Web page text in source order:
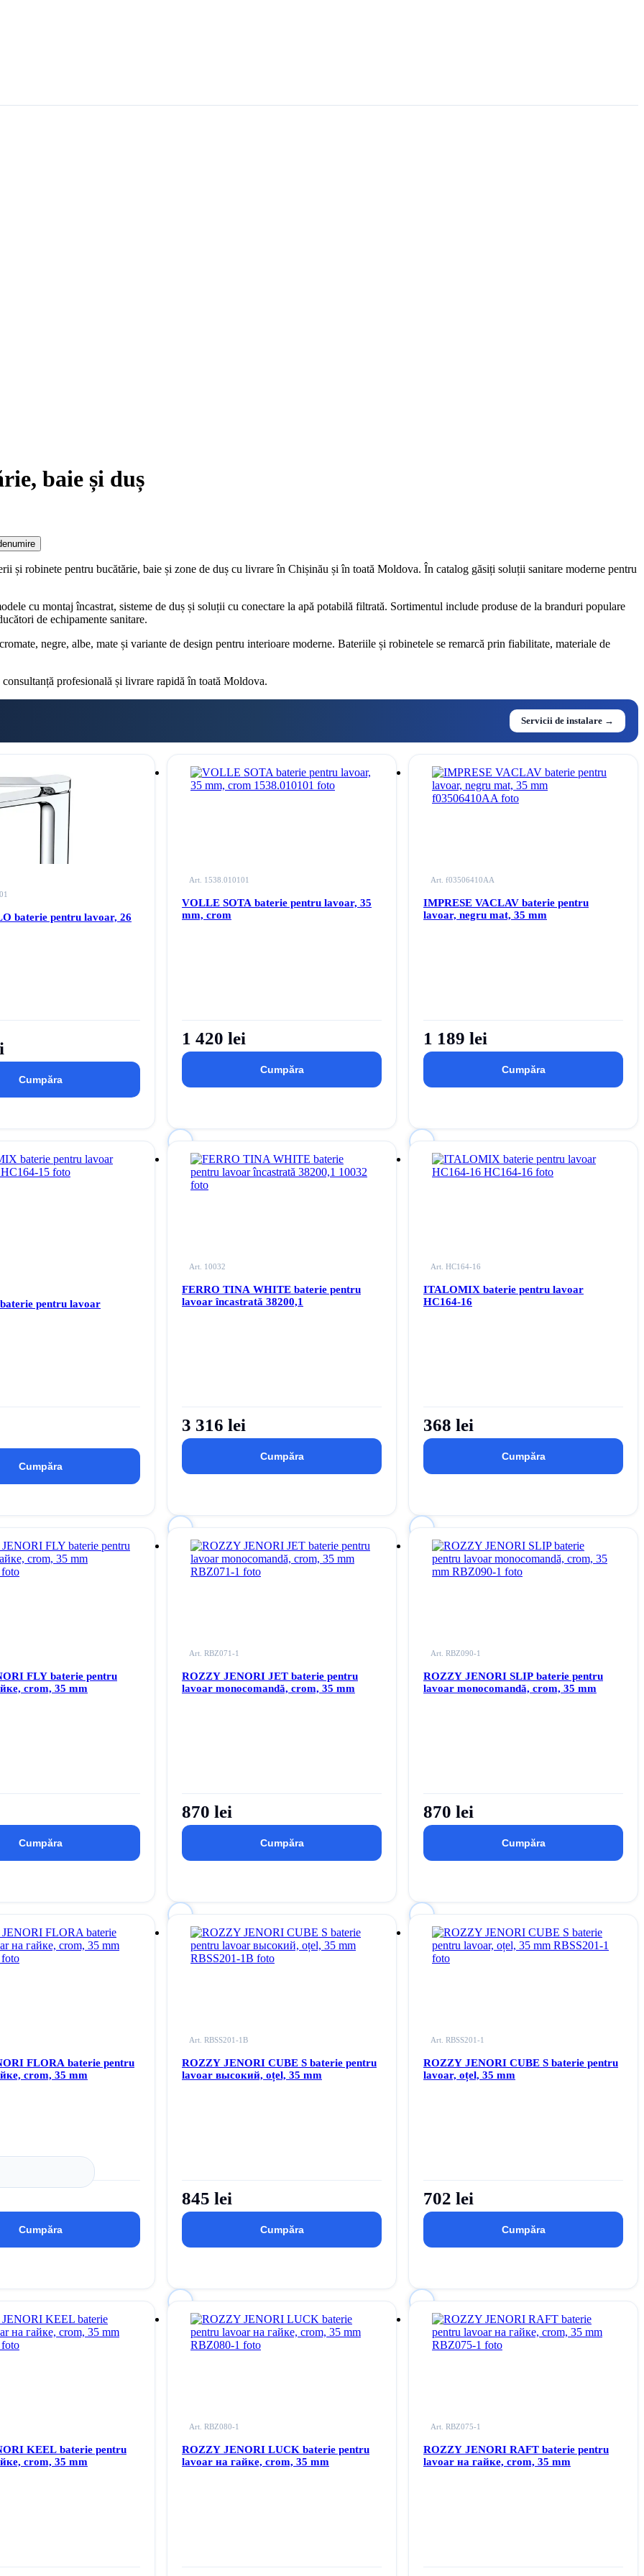
baie și duș
și robinete pentru bucătărie, baie și zone de duș cu livrare în Chișinău și în toată Moldova. În catalog găsiți soluții sanitare moderne pentru
cu montaj încastrat, sisteme de duș și soluții cu conectare la apă potabilă filtrată. Sortimentul include produse de la branduri populare
de echipamente sanitare.
negre, albe, mate și variante de design pentru interioare moderne. Bateriile și robinetele se remarcă prin fiabilitate, materiale de
profesională și livrare rapidă în toată Moldova.
Servicii de instalare →
baterie pentru lavoar, 26
Cumpăra
pentru
la lista dvs. de dorințe
Art. 1538.010101
VOLLE SOTA baterie pentru lavoar, 35
mm, crom
1 420 lei
Cumpăra
Autentificați-vă pentru
a adăuga acest produs la lista dvs. de dorințe
Art. f03506410AA
IMPRESE VACLAV baterie pentru
lavoar, negru mat, 35 mm
1 189 lei
Cumpăra
Autentificați-văpentru
a adăuga acest produs la lista dvs. de dorințe
pentru lavoar
Cumpăra
pentru
la lista dvs. de dorințe
Art. 10032
FERRO TINA WHITE baterie pentru
lavoar încastrată 38200,1
3 316 lei
Cumpăra
Autentificați-vă pentru
a adăuga acest produs la lista dvs. de dorințe
Art. HC164-16
ITALOMIX baterie pentru lavoar
HC164-16
368 lei
Cumpăra
Autentificați-vă pentru
a adăuga acest produs la lista dvs. de dorințe
FLY baterie pentru
crom, 35 mm
Cumpăra
pentru
la lista dvs. de dorințe
Art. RBZ071-1
ROZZY JENORI JET baterie pentru
lavoar monocomandă, crom, 35 mm
870 lei
Cumpăra
Autentificați-vă pentru
a adăuga acest produs la lista dvs. de dorințe
Art. RBZ090-1
ROZZY JENORI SLIP baterie pentru
lavoar monocomandă, crom, 35 mm
870 lei
Cumpăra
Autentificați-vă pentru
a adăuga acest produs la lista dvs. de dorințe
FLORA baterie pentru
crom, 35 mm
Cumpăra
pentru
la lista dvs. de dorințe
Art. RBSS201-1B
ROZZY JENORI CUBE S baterie pentru
lavoar высокий, oțel, 35 mm
845 lei
Cumpăra
Autentificați-vă pentru
a adăuga acest produs la lista dvs. de dorințe
Art. RBSS201-1
ROZZY JENORI CUBE S baterie pentru
lavoar, oțel, 35 mm
702 lei
Cumpăra
Autentificați-vă pentru
a adăuga acest produs la lista dvs. de dorințe
KEEL baterie pentru
crom, 35 mm
Art. RBZ080-1
ROZZY JENORI LUCK baterie pentru
lavoar на гайке, crom, 35 mm
Art. RBZ075-1
ROZZY JENORI RAFT baterie pentru
lavoar на гайке, crom, 35 mm